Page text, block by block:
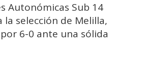
Autonómicas Sub 14
selección de Melilla,
6-0 ante una sólida